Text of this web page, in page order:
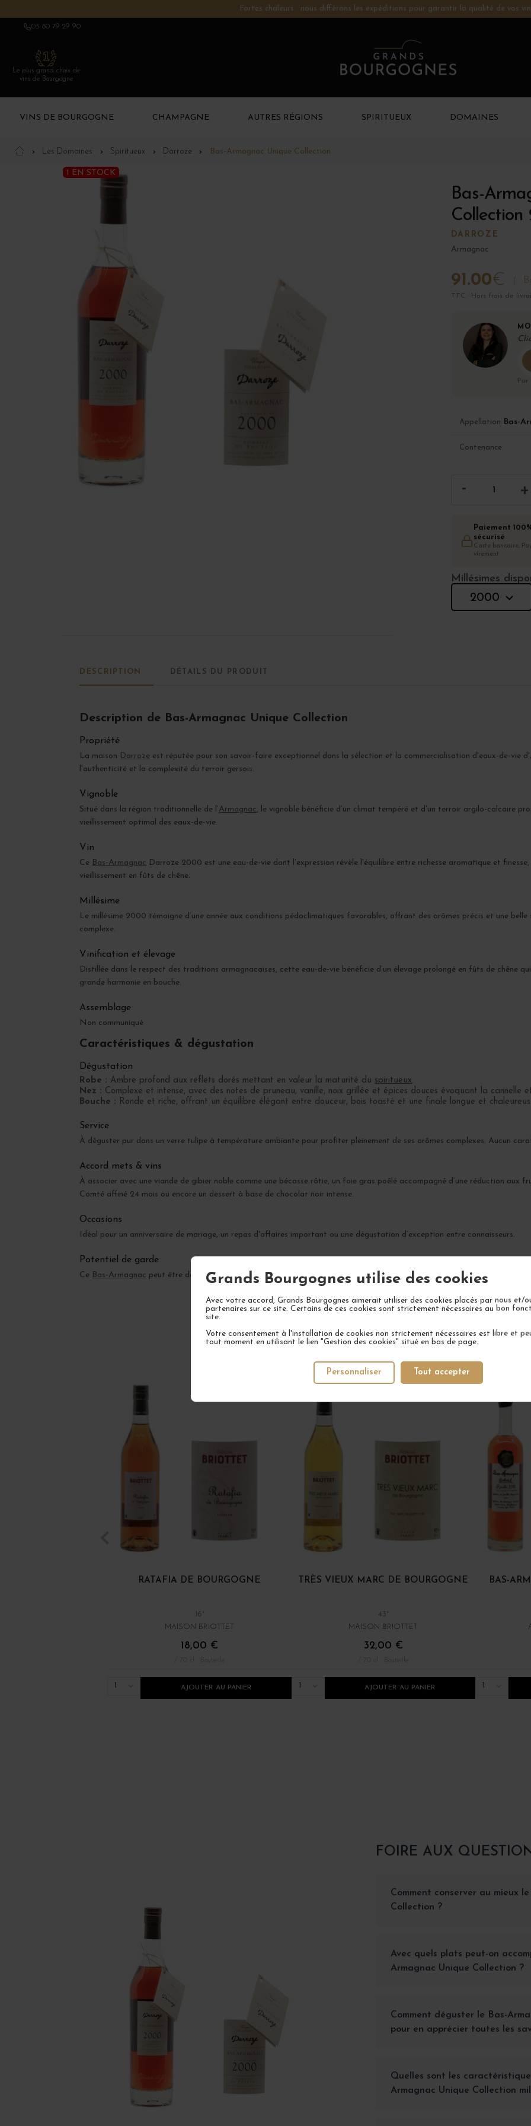
Grands Bourgognes utilise des cookies
Avec votre accord, Grands Bourgognes aimerait utiliser des cookies placés par nous et/
partenaires sur ce site. Certains de ces cookies sont strictement nécessaires au bon
site.
Votre consentement à l'installation de cookies non strictement nécessaires est libre et
tout moment en utilisant le lien "Gestion des cookies" situé en bas de page.
Tout accepter
Personnaliser
Fortes chaleurs : nous différons les expéditions pour garantir la qualité de vos
03 80 79 29 90
Le plus grand choix de
vins de Bourgogne
VINS DE BOURGOGNE CHAMPAGNE AUTRES RÉGIONS SPIRITUEUX DOMAINES
Les Domaines Spiritueux Darroze Bas-Armagnac Unique Collection
1 EN STOCK
Bas-
Collection
DARROZE
Armagnac
91.00€
TTC · Hors frais de
Par
Appellation Bas-
Contenance
Paiement
sécurisé
Carte bancaire,
virement
Millésimes
2000
DESCRIPTION DÉTAILS DU PRODUIT
Description de Bas-Armagnac Unique Collection
Propriété
La maison Darroze est réputée pour son savoir-faire exceptionnel dans la sélection et la commercialisation d'eaux-de-vie d'
l'authenticité et la complexité du terroir gersois.
Vignoble
Situé dans la région traditionnelle de l’Armagnac , le vignoble bénéficie d’un climat tempéré et d’un terroir argilo-calcaire
vieillissement optimal des eaux-de-vie.
Vin
Ce Bas-Armagnac Darroze 2000 est une eau-de-vie dont l’expression révèle l’équilibre entre richesse aromatique et
vieillissement en fûts de chêne.
Millésime
Le millésime 2000 témoigne d’une année aux conditions pédoclimatiques favorables, offrant des arômes précis et une
complexe.
Vinification et élevage
Distillée dans le respect des traditions armagnacaises, cette eau-de-vie bénéficie d’un élevage prolongé en fûts de chêne
grande harmonie en bouche.
Assemblage
Non communiqué
Caractéristiques & dégustation
Dégustation
Robe : Ambre profond aux reflets dorés mettant en valeur la maturité du spiritueux.
Nez : Complexe et intense, avec des notes de pruneau, vanille, noix grillée et épices douces évoquant la cannelle
Bouche : Ronde et riche, offrant un équilibre élégant entre douceur, bois toasté et une finale longue et
Service
À déguster pur dans un verre tulipe à température ambiante pour profiter pleinement de ses arômes complexes. Aucun
Accord mets & vins
À associer avec une viande de gibier noble comme une bécasse rôtie, un foie gras poêlé accompagné d’une réduction aux
Comté affiné 24 mois ou encore un dessert à base de chocolat noir intense.
Occasions
Idéal pour un anniversaire de mariage, un repas d'affaires important ou une dégustation d’exception entre connaisseurs.
Potentiel de garde
Ce Bas-Armagnac peut être dégusté dès maintenant, avec une fenêtre optimale entre 2024 et 2040 pour apprécier
VOTRE PROCHAIN COUP DE COEUR
RATAFIA DE BOURGOGNE
16°
MAISON BRIOTTET
18,00 €
AJOUTER AU PANIER
TRÈS VIEUX MARC DE BOURGOGNE
43°
MAISON BRIOTTET
32,00 €
AJOUTER AU PANIER
BAS-
FOIRE AUX
Comment conserver au mieux
Collection ?
Avec quels plats peut-on
Armagnac Unique Collection ?
Comment déguster le Bas-
pour en apprécier toutes les
Quelles sont les
Armagnac Unique Collection